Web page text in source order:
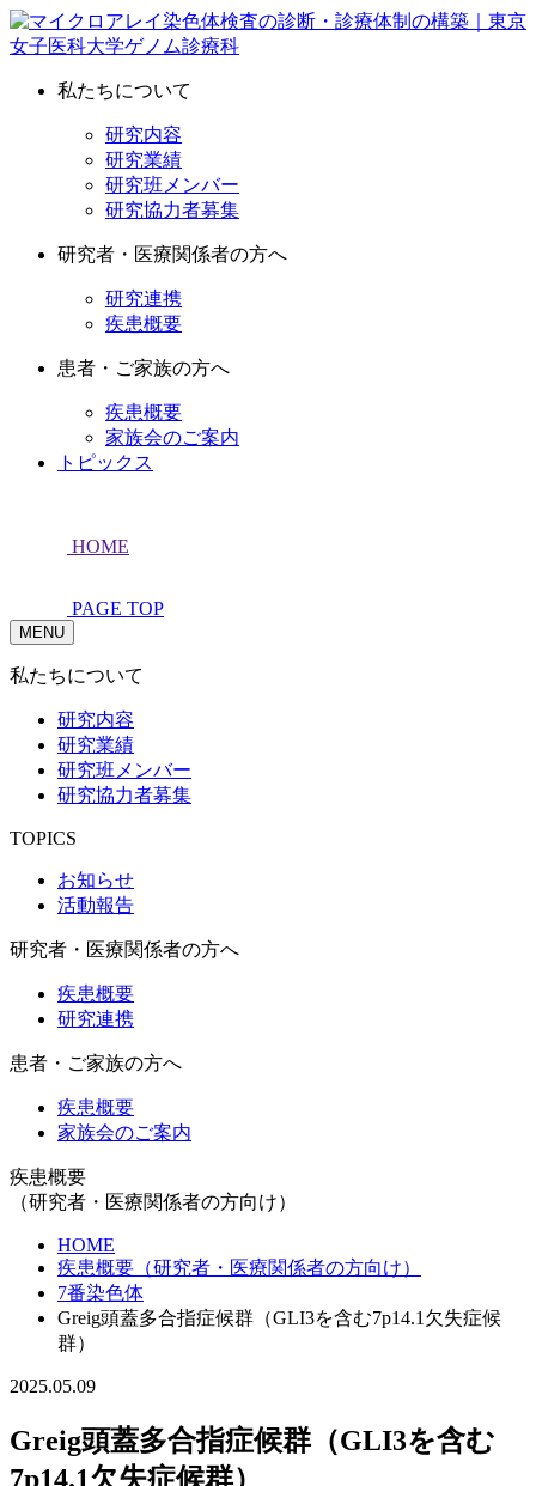
私たちについて
研究内容
研究業績
研究班メンバー
研究協力者募集
研究者・医療関係者の方へ
研究連携
疾患概要
患者・ご家族の方へ
疾患概要
家族会のご案内
トピックス
HOME
PAGE TOP
MENU
私たちについて
研究内容
研究業績
研究班メンバー
研究協力者募集
TOPICS
お知らせ
活動報告
研究者・医療関係者の方へ
疾患概要
研究連携
患者・ご家族の方へ
疾患概要
家族会のご案内
疾患概要
（研究者・医療関係者の方向け）
HOME
疾患概要（研究者・医療関係者の方向け）
7番染色体
Greig頭蓋多合指症候群（GLI3を含む7p14.1欠失症候
群）
2025.05.09
Greig頭蓋多合指症候群（GLI3を含む
7p14.1欠失症候群）